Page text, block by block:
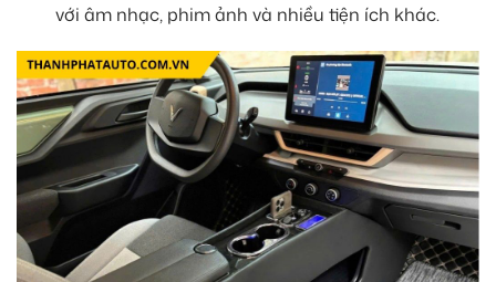
với âm nhạc, phim ảnh và nhiều tiện ích khác.